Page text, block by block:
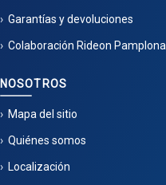
Garantías y devoluciones
Colaboración Rideon Pamplona
NOSOTROS
Mapa del sitio
Quiénes somos
Localización